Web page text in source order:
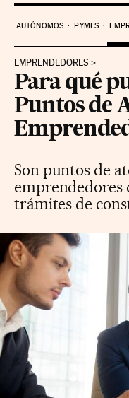
AUTÓNOMOS PYMES
EMPRENDEDORES
Para qué
Puntos de
Son puntos de
emprendedores
trámites de